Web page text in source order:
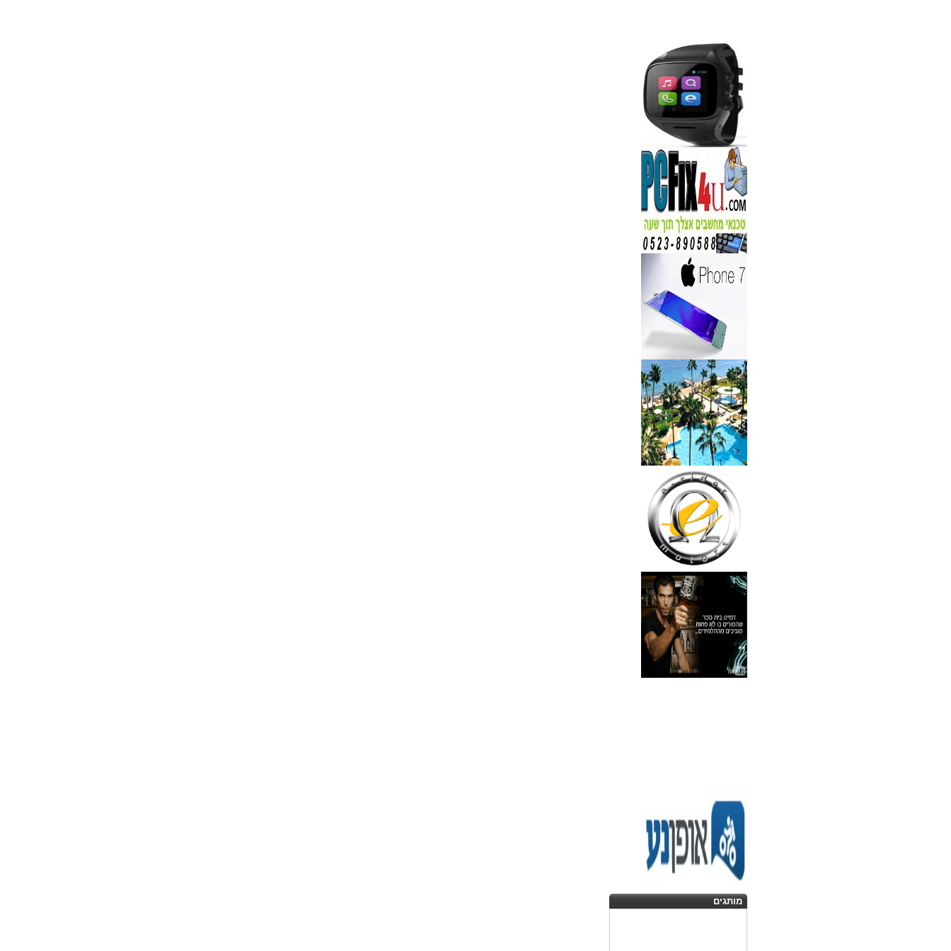
לחברות
150
₪
מידע נוסף
נגן DVD קורא DIVX עם USB
מבית PIONEER
החל מ- 349 ₪
מידע נוסף
מברשות איפור מיקצועי למאפרים
349
₪
מידע נוסף
מעגל ריסים חשמלי
40
₪
מידע נוסף
מצלמות אינפרא
499
₪
מידע נוסף
18 מברשות למאפרים + נרתיק
ג'מס אדום מעור
720
₪
מידע נוסף
פינצטה לד מאירה
30
₪
מידע נוסף
איסי מיאקי לגבר L'eau D'issey
Pour Homme125ML by I
285
₪
מידע נוסף
מותגים